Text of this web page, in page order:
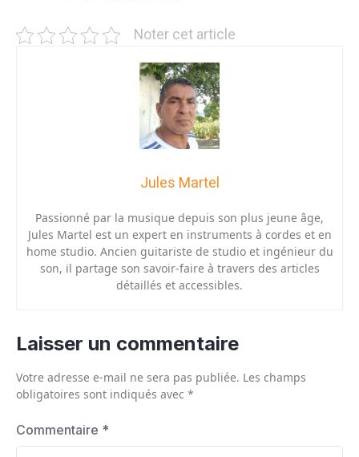
Noter cet article
Jules Martel
Passionné par la musique depuis son plus jeune âge,
Jules Martel est un expert en instruments à cordes et en
home studio. Ancien guitariste de studio et ingénieur du
son, il partage son savoir-faire à travers des articles
détaillés et accessibles.
Laisser un commentaire
Votre adresse e-mail ne sera pas publiée. Les champs
obligatoires sont indiqués avec *
Commentaire *